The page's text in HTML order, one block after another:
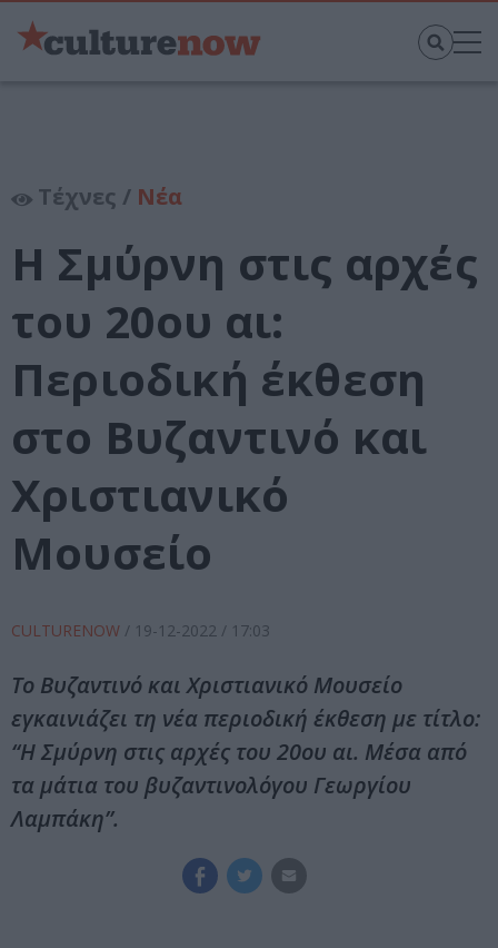
Τέχνες / Νέα
Η Σμύρνη στις αρχές
του 20ου αι:
Περιοδική έκθεση
στο Βυζαντινό και
Χριστιανικό
Μουσείο
CULTURENOW / 19-12-2022 / 17:03
Το Βυζαντινό και Χριστιανικό Μουσείο
εγκαινιάζει τη νέα περιοδική έκθεση με τίτλο:
“Η Σμύρνη στις αρχές του 20ου αι. Μέσα από
τα μάτια του βυζαντινολόγου Γεωργίου
Λαμπάκη”.